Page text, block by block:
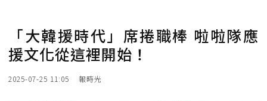
「大韓援時代」席捲職棒 啦啦隊應
援文化從這裡開始！
2025-07-25 11:05 報時光